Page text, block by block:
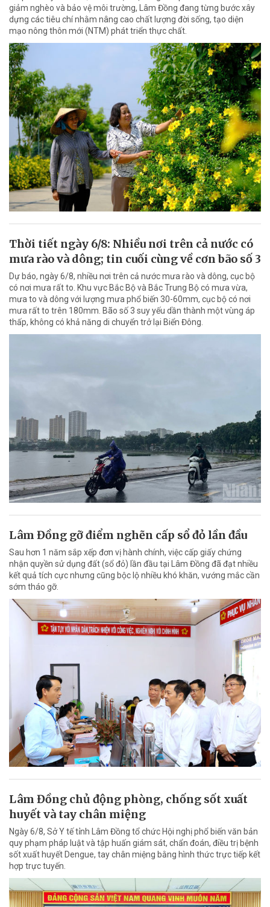
giảm nghèo và bảo vệ môi trường, Lâm Đồng đang từng bước xây
dựng các tiêu chí nhằm nâng cao chất lượng đời sống, tạo diện
mạo nông thôn mới (NTM) phát triển thực chất.
Thời tiết ngày 6/8: Nhiều nơi trên cả nước có
mưa rào và dông; tin cuối cùng về cơn bão số 3
Dự báo, ngày 6/8, nhiều nơi trên cả nước mưa rào và dông, cục bộ
có nơi mưa rất to. Khu vực Bắc Bộ và Bắc Trung Bộ có mưa vừa,
mưa to và dông với lượng mưa phổ biến 30-60mm, cục bộ có nơi
mưa rất to trên 180mm. Bão số 3 suy yếu dần thành một vùng áp
thấp, không có khả năng di chuyển trở lại Biển Đông.
Lâm Đồng gỡ điểm nghẽn cấp sổ đỏ lần đầu
Sau hơn 1 năm sắp xếp đơn vị hành chính, việc cấp giấy chứng
nhận quyền sử dụng đất (sổ đỏ) lần đầu tại Lâm Đồng đã đạt nhiều
kết quả tích cực nhưng cũng bộc lộ nhiều khó khăn, vướng mắc cần
sớm tháo gỡ.
Lâm Đồng chủ động phòng, chống sốt xuất
huyết và tay chân miệng
Ngày 6/8, Sở Y tế tỉnh Lâm Đồng tổ chức Hội nghị phổ biến văn bản
quy phạm pháp luật và tập huấn giám sát, chẩn đoán, điều trị bệnh
sốt xuất huyết Dengue, tay chân miệng bằng hình thức trực tiếp kết
hợp trực tuyến.